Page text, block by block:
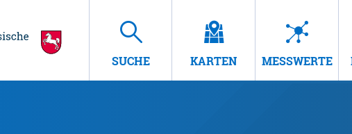
SUCHE KARTEN MESSWERTE